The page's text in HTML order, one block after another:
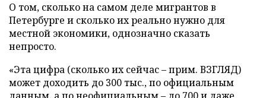
О том, сколько на самом деле мигрантов в
Петербурге и сколько их реально нужно для
местной экономики, однозначно сказать
непросто.
«Эта цифра (сколько их сейчас – прим. ВЗГЛЯД)
может доходить до 300 тыс., по официальным